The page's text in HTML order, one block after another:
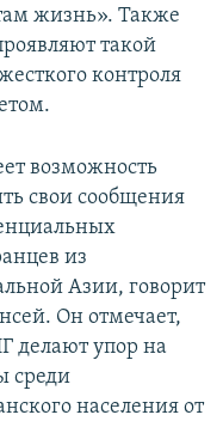
жизнь». Также
такой
контроля
возможность
свои сообщения
из
Азии, говорит
Он отмечает,
делают упор на
среди
населения от